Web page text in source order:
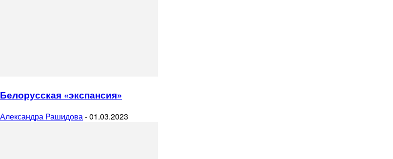
Белорусская «экспансия»
Александра Рашидова-01.03.2023